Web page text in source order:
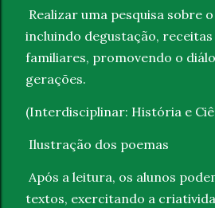
Realizar uma pesquisa sobre
incluindo degustação,
familiares, promovendo o
gerações.
(Interdisciplinar: História e
Ilustração dos poemas
Após a leitura, os alunos
textos, exercitando a